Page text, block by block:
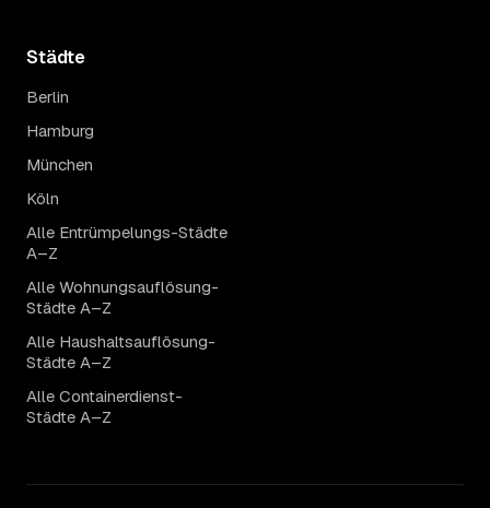
Städte
Berlin
Hamburg
München
Köln
Alle Entrümpelungs-Städte
A–Z
Alle Wohnungsauflösung-
Städte A–Z
Alle Haushaltsauflösung-
Städte A–Z
Alle Containerdienst-
Städte A–Z